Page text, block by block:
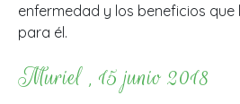
enfermedad y los beneficios que
para él.
Muriel , 15 junio 2018